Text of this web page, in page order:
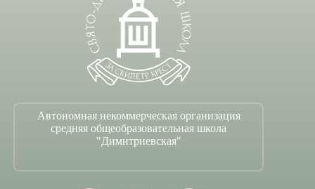
Автономная некоммерческая организация
средняя общеобразовательная школа
"Димитриевская"